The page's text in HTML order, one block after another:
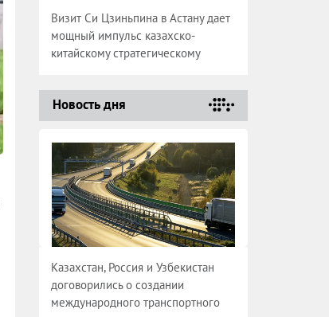
Визит Си Цзиньпина в Астану дает
мощный импульс казахско-
китайскому стратегическому
Новость дня
Казахстан, Россия и Узбекистан
договорились о создании
международного транспортного